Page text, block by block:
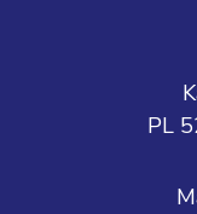
PL